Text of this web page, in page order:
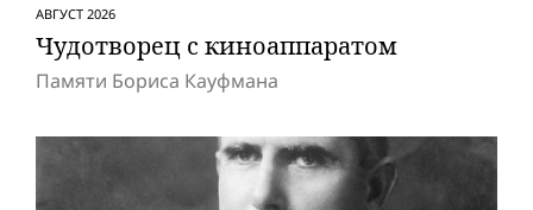
АВГУСТ 2026
Чудотворец с киноаппаратом
Памяти Бориса Кауфмана